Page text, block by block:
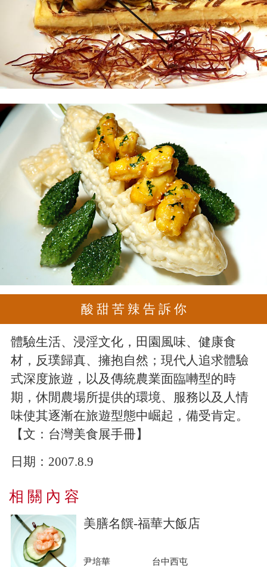
酸 甜 苦 辣 告 訴 你
體驗生活、浸淫文化，田園風味、健康食
材，反璞歸真、擁抱自然；現代人追求體驗
式深度旅遊，以及傳統農業面臨囀型的時
期，休閒農場所提供的環境、服務以及人情
味使其逐漸在旅遊型態中崛起，備受肯定。
【文：台灣美食展手冊】
日期： 2007.8.9
相 關 內 容
美膳名饌-福華大飯店
尹培華 台中西屯